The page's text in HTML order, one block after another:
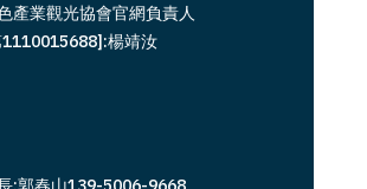
產業觀光協會官網負責人
楊靖汝